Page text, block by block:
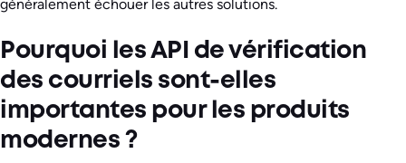
généralement échouer les autres solutions.
Pourquoi les API de vérification
des courriels sont-elles
importantes pour les produits
modernes ?